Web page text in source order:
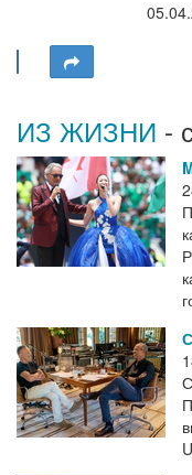
ИЗ ЖИЗНИ -